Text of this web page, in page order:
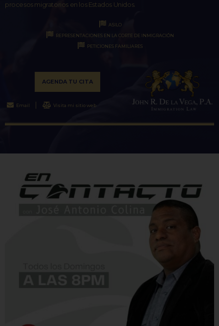
procesos migratorios en los Estados Unidos.
ASILO
REPRESENTACIONES EN LA CORTE DE INMIGRACIÓN
PETICIONES FAMILIARES
AGENDA TU CITA
Email Visita mi sitio web